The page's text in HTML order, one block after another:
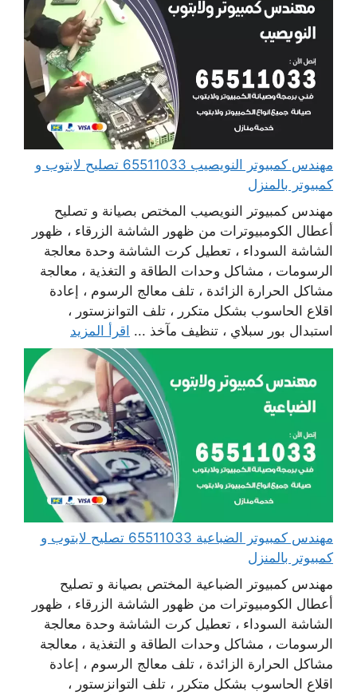
مهندس كمبيوتر النويصيب 65511033 تصليح لابتوب و
كمبيوتر بالمنزل
مهندس كمبيوتر النويصيب المختص بصيانة و تصليح
أعطال الكومبيوترات من ظهور الشاشة الزرقاء ، ظهور
الشاشة السوداء ، تعطيل كرت الشاشة وحدة معالجة
الرسومات ، مشاكل وحدات الطاقة و التغذية ، معالجة
مشاكل الحرارة الزائدة ، تلف معالج الرسوم ، إعادة
اقلاع الحاسوب بشكل متكرر ، تلف التوانزستور ،
استبدال بور سبلاي ، تنظيف مآخذ ... اقرأ المزيد
مهندس كمبيوتر الضباعية 65511033 تصليح لابتوب و
كمبيوتر بالمنزل
مهندس كمبيوتر الضباعية المختص بصيانة و تصليح
أعطال الكومبيوترات من ظهور الشاشة الزرقاء ، ظهور
الشاشة السوداء ، تعطيل كرت الشاشة وحدة معالجة
الرسومات ، مشاكل وحدات الطاقة و التغذية ، معالجة
مشاكل الحرارة الزائدة ، تلف معالج الرسوم ، إعادة
اقلاع الحاسوب بشكل متكرر ، تلف التوانزستور ،